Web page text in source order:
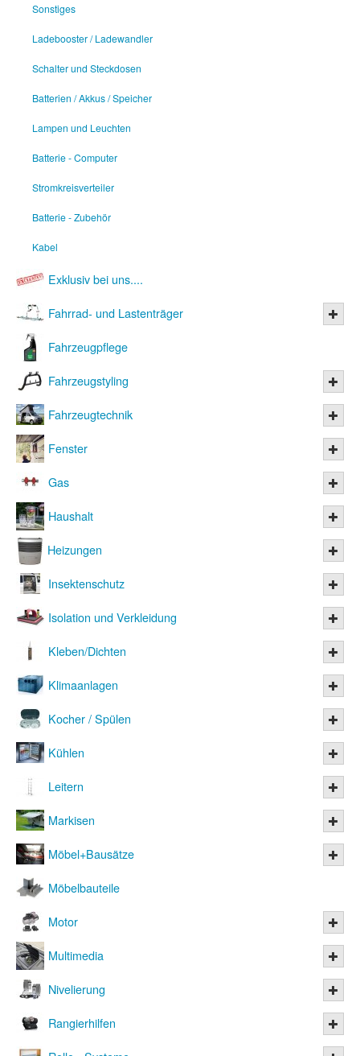
Sonstiges
Ladebooster / Ladewandler
Schalter und Steckdosen
Batterien / Akkus / Speicher
Lampen und Leuchten
Batterie - Computer
Stromkreisverteiler
Batterie - Zubehör
Kabel
Exklusiv bei uns....
Fahrrad- und Lastenträger
Fahrzeugpflege
Fahrzeugstyling
Fahrzeugtechnik
Fenster
Gas
Haushalt
Heizungen
Insektenschutz
Isolation und Verkleidung
Kleben/Dichten
Klimaanlagen
Kocher / Spülen
Kühlen
Leitern
Markisen
Möbel+Bausätze
Möbelbauteile
Motor
Multimedia
Nivelierung
Rangierhilfen